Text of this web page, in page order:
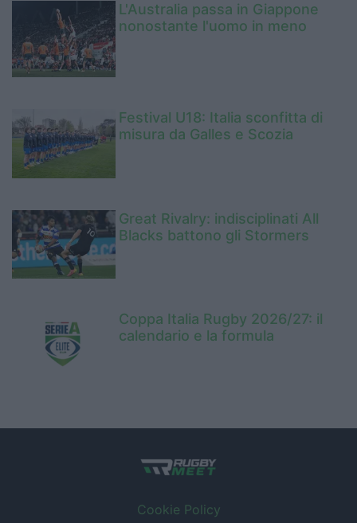
L'Australia passa in Giappone
nonostante l'uomo in meno
Festival U18: Italia sconfitta di
misura da Galles e Scozia
Great Rivalry: indisciplinati All
Blacks battono gli Stormers
Coppa Italia Rugby 2026/27: il
calendario e la formula
Cookie Policy